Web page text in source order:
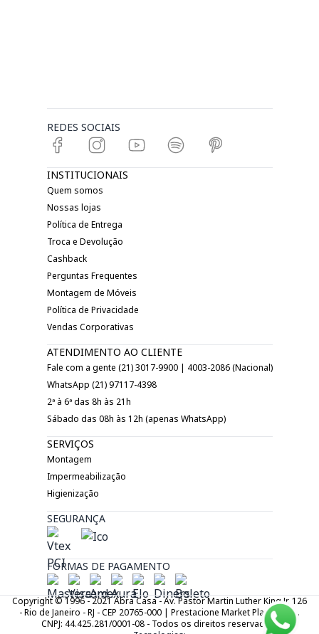
REDES SOCIAIS
INSTITUCIONAIS
Quem somos
Nossas lojas
Política de Entrega
Troca e Devolução
Cashback
Perguntas Frequentes
Montagem de Móveis
Política de Privacidade
Vendas Corporativas
ATENDIMENTO AO CLIENTE
Fale com a gente (21) 3017-9900 | 4003-2086 (Nacional)
WhatsApp (21) 97117-4398
2ª à 6ª das 8h às 21h
Sábado das 08h às 12h (apenas WhatsApp)
SERVIÇOS
Montagem
Impermeabilização
Higienização
SEGURANÇA
FORMAS DE PAGAMENTO
Copyright © 1996 - 2021 Abra Casa - Av. Pastor Martin Luther King Jr. 126
- Rio de Janeiro - RJ - CEP 20765-000 | Prestacione Market Place LTDA.
CNPJ: 44.425.281/0001-08 - Todos os direitos reservados.